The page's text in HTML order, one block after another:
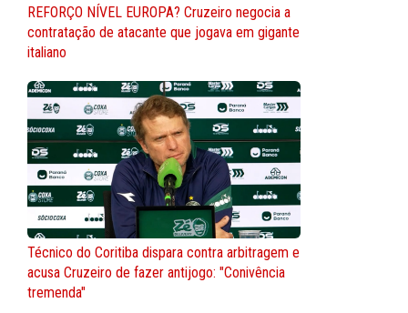
REFORÇO NÍVEL EUROPA? Cruzeiro negocia a
contratação de atacante que jogava em gigante
italiano
Técnico do Coritiba dispara contra arbitragem e
acusa Cruzeiro de fazer antijogo: "Conivência
tremenda"